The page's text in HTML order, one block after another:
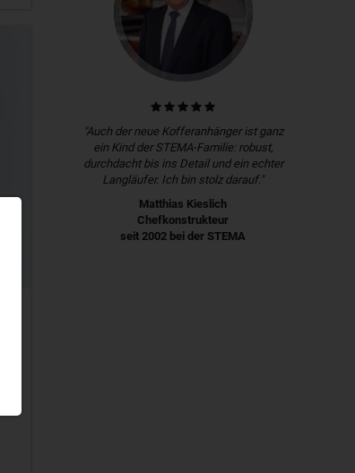
"Auch der neue Kofferanhänger ist ganz
ein Kind der STEMA-Familie: robust,
durchdacht bis ins Detail und ein echter
Langläufer. Ich bin stolz darauf."
Matthias Kieslich
Chefkonstrukteur
seit 2002 bei der STEMA